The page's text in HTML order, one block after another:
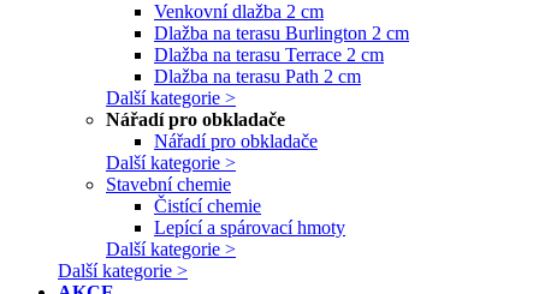
Venkovní dlažba 2 cm
Dlažba na terasu Burlington 2 cm
Dlažba na terasu Terrace 2 cm
Dlažba na terasu Path 2 cm
Další kategorie >
Nářadí pro obkladače
Nářadí pro obkladače
Další kategorie >
Stavební chemie
Čistící chemie
Lepící a spárovací hmoty
Další kategorie >
Další kategorie >